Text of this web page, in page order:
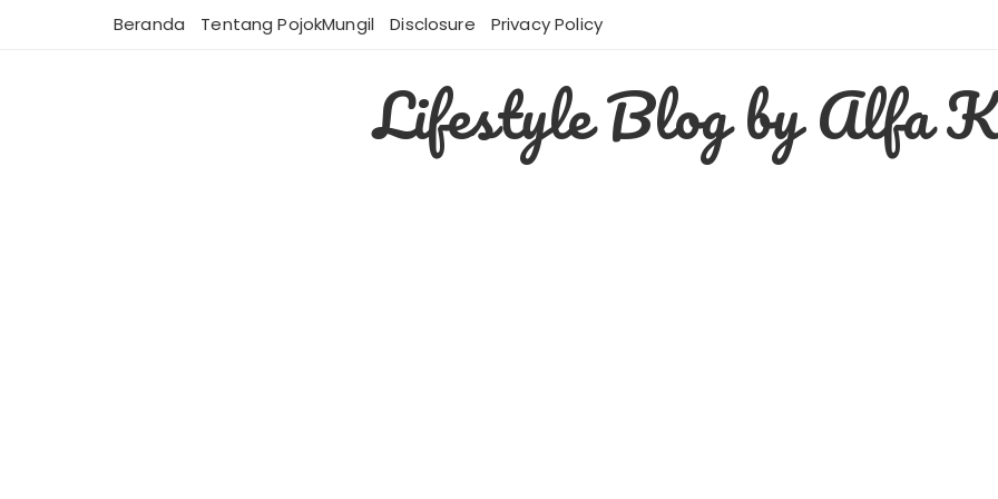
Beranda Tentang PojokMungil Disclosure Privacy Policy
Lifestyle Blog by Alfa